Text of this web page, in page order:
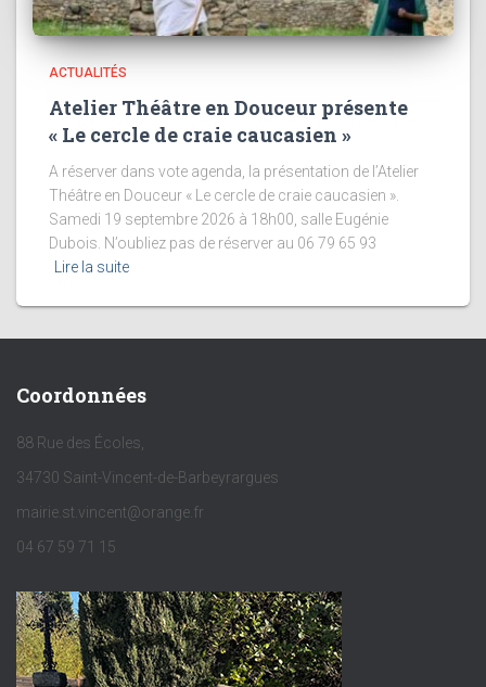
ACTUALITÉS
Atelier Théâtre en Douceur présente
« Le cercle de craie caucasien »
A réserver dans vote agenda, la présentation de l’Atelier
Théâtre en Douceur « Le cercle de craie caucasien ».
Samedi 19 septembre 2026 à 18h00, salle Eugénie
Dubois. N’oubliez pas de réserver au 06 79 65 93
Lire la suite
Coordonnées
88 Rue des Écoles,
34730 Saint-Vincent-de-Barbeyrargues
mairie.st.vincent@orange.fr
04 67 59 71 15